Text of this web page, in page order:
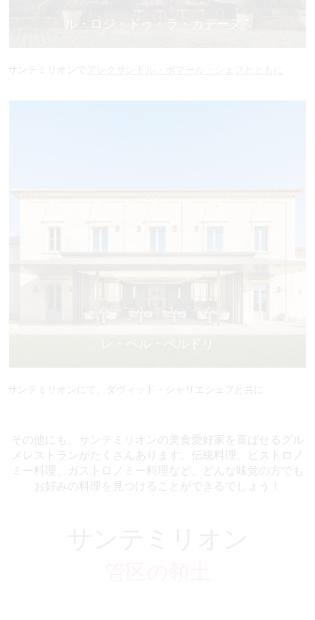
ル・ロジ・ドゥ・ラ・カデーヌ *.
サンテミリオンで
レ・ベル・ペルドリ
サンテミリオンにて、 ダヴィッド・シャリエシェフと共に
その他にも、サンテミリオンの美食愛好家を喜ばせるグル
メレストランがたくさんあります。伝統料理、ビストロノ
ミー料理、ガストロノミー料理など、どんな味覚の方でも
お好みの料理を見つけることができるでしょう！